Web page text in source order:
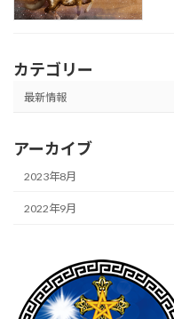
カテゴリー
最新情報
アーカイブ
2023年8月
2022年9月